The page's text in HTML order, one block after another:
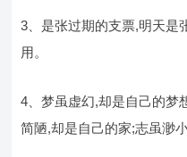
3、是张过期的支票,明天是
用。
4、梦虽虚幻,却是自己的梦
简陋,却是自己的家;志虽渺